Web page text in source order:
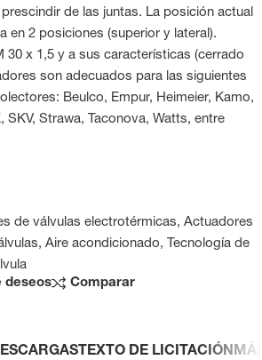
de las juntas. La posición actual
en 2 posiciones (superior y lateral).
30 x 1,5 y a sus características (cerrado
son adecuados para las siguientes
Beulco, Empur, Heimeier, Kamo,
SKV, Strawa, Taconova, Watts, entre
de válvulas electrotérmicas, Actuadores
, Aire acondicionado, Tecnología de
deseos
Comparar
TEXTO DE LICITACIÓN